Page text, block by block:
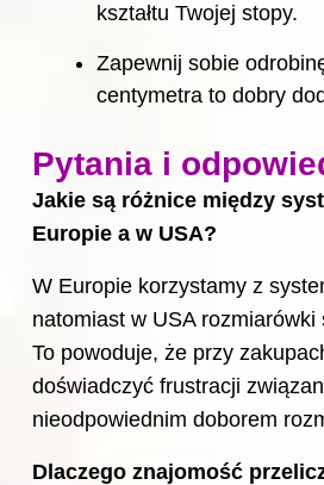
kształtu Twojej stopy.
Zapewnij sobie
centymetra to dobry
Pytania i
Jakie są różnice między
Europie a w USA?
W Europie korzystamy z
natomiast w USA rozmiarówki
To powoduje, że przy
doświadczyć frustracji
nieodpowiednim doborem
Dlaczego znajomość